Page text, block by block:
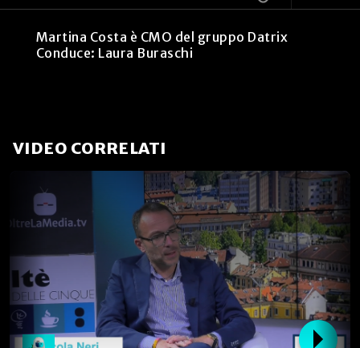
Martina Costa è CMO del gruppo Datrix
Conduce: Laura Buraschi
VIDEO CORRELATI